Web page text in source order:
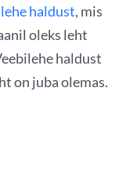
haldust, mis
oleks leht
haldust
on juba olemas.